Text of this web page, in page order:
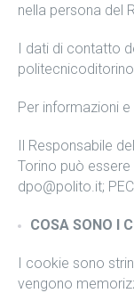
nella persona del
I dati di contatto
Per informazioni
Il Responsabile
Torino può
dpo@polito.it;
COSA SONO I
I cookie sono
vengono